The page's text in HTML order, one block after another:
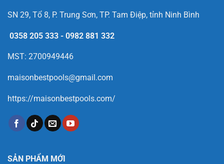
SN 29, Tổ 8, P. Trung Sơn, TP. Tam Điệp, tỉnh Ninh Bình
0358 205 333 - 0982 881 332
MST: 2700949446
maisonbestpools@gmail.com
https://maisonbestpools.com/
SẢN PHẨM MỚI